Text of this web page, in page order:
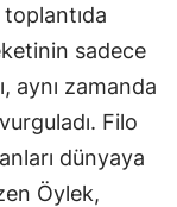
sadece
aynı zamanda
Filo
dünyaya
Öylek,